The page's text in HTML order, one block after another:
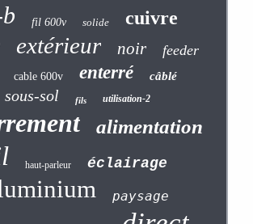
fil 600v solide cuivre
extérieur noir feeder
cable 600v enterré câblé
sous-sol fils utilisation-2
alimentation
haut-parleur éclairage
paysage